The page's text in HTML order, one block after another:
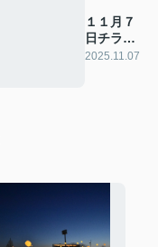
１１月７
日チラシ
公開♪
2025.11.07